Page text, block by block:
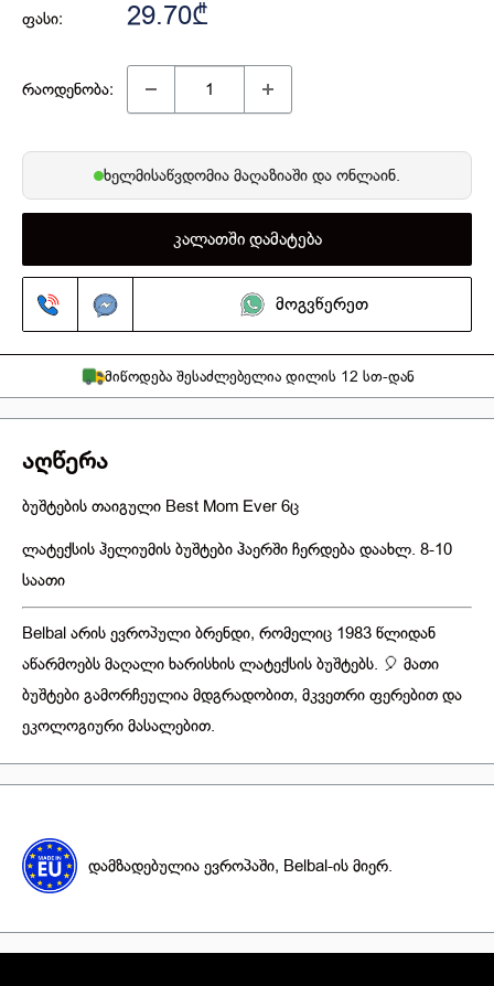
ფასი: 29.70₾
რაოდენობა:
ხელმისაწვდომია მაღაზიაში და ონლაინ.
კალათში დამატება
მოგვწერეთ
მიწოდება შესაძლებელია დილის 12 სთ-დან
აღწერა
ბუშტების თაიგული Best Mom Ever 6ც
ლატექსის ჰელიუმის ბუშტები ჰაერში ჩერდება დაახლ. 8-10
საათი
Belbal არის ევროპული ბრენდი, რომელიც 1983 წლიდან
აწარმოებს მაღალი ხარისხის ლატექსის ბუშტებს. 🎈 მათი
ბუშტები გამორჩეულია მდგრადობით, მკვეთრი ფერებით და
ეკოლოგიური მასალებით.
დამზადებულია ევროპაში, Belbal-ის მიერ.